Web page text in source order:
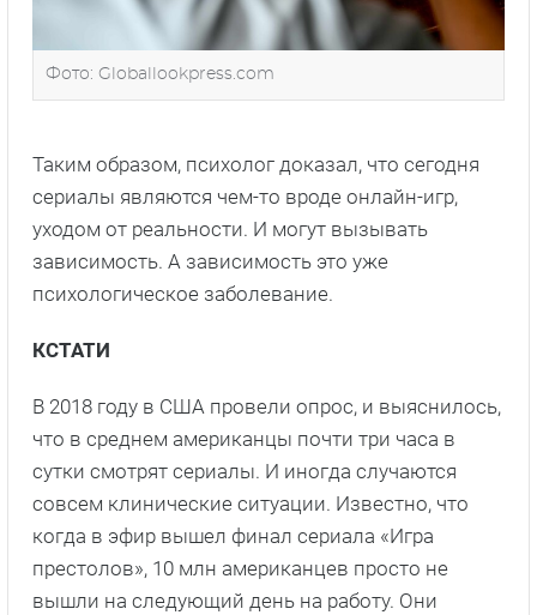
Фото: Globallookpress.com
Таким образом, психолог доказал, что сегодня
сериалы являются чем-то вроде онлайн-игр,
уходом от реальности. И могут вызывать
зависимость. А зависимость это уже
психологическое заболевание.
КСТАТИ
В 2018 году в США провели опрос, и выяснилось,
что в среднем американцы почти три часа в
сутки смотрят сериалы. И иногда случаются
совсем клинические ситуации. Известно, что
когда в эфир вышел финал сериала «Игра
престолов», 10 млн американцев просто не
вышли на следующий день на работу. Они